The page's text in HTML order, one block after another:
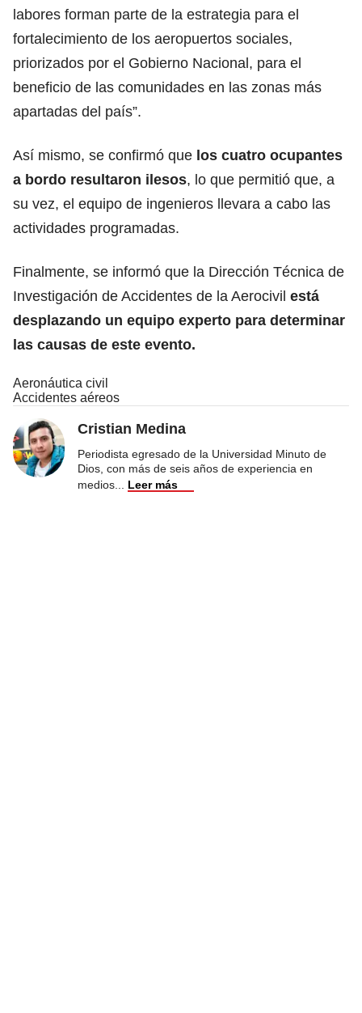
labores forman parte de la estrategia para el
fortalecimiento de los aeropuertos sociales,
priorizados por el Gobierno Nacional, para el
beneficio de las comunidades en las zonas más
apartadas del país”.
Así mismo, se confirmó que los cuatro ocupantes
a bordo resultaron ilesos, lo que permitió que, a
su vez, el equipo de ingenieros llevara a cabo las
actividades programadas.
Finalmente, se informó que la Dirección Técnica de
Investigación de Accidentes de la Aerocivil está
desplazando un equipo experto para determinar
las causas de este evento.
Aeronáutica civil
Accidentes aéreos
Cristian Medina
Periodista egresado de la Universidad Minuto de
Dios, con más de seis años de experiencia en
medios
Leer más